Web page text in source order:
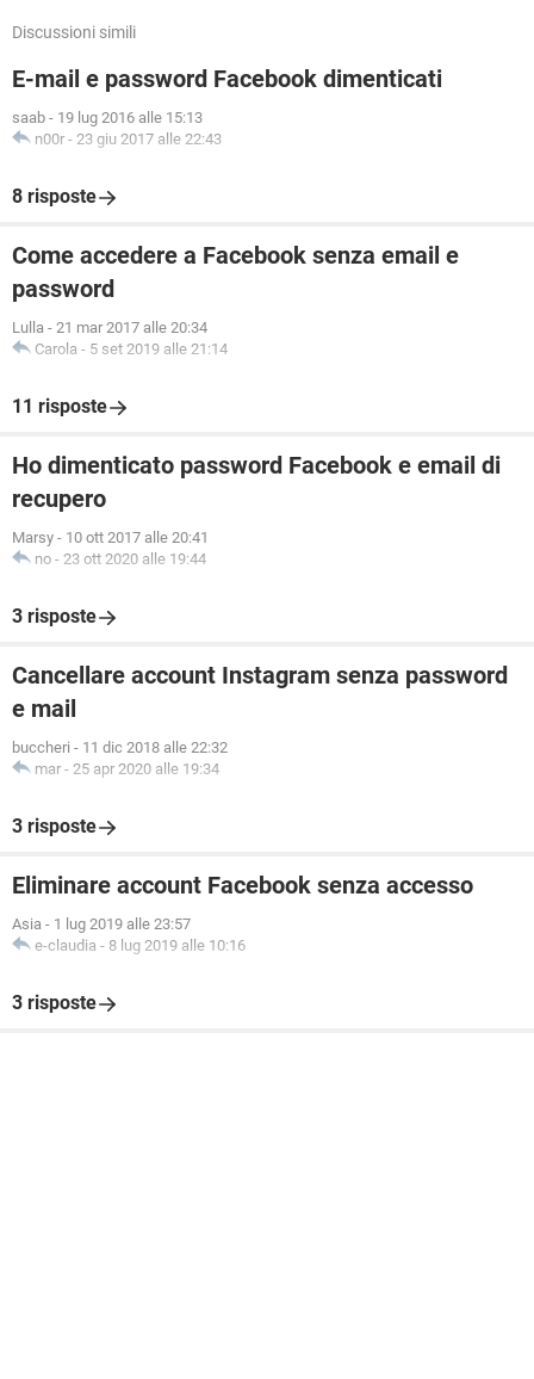
Discussioni simili
E-mail e password Facebook dimenticati
saab - 19 lug 2016 alle 15:13
n00r - 23 giu 2017 alle 22:43
8 risposte
Come accedere a Facebook senza email e
password
Lulla - 21 mar 2017 alle 20:34
Carola - 5 set 2019 alle 21:14
11 risposte
Ho dimenticato password Facebook e email di
recupero
Marsy - 10 ott 2017 alle 20:41
no - 23 ott 2020 alle 19:44
3 risposte
Cancellare account Instagram senza password
e mail
buccheri - 11 dic 2018 alle 22:32
mar - 25 apr 2020 alle 19:34
3 risposte
Eliminare account Facebook senza accesso
Asia - 1 lug 2019 alle 23:57
e-claudia - 8 lug 2019 alle 10:16
3 risposte